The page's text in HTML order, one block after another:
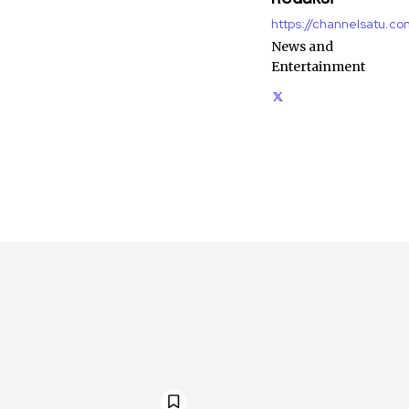
https://
News and
Entertainment